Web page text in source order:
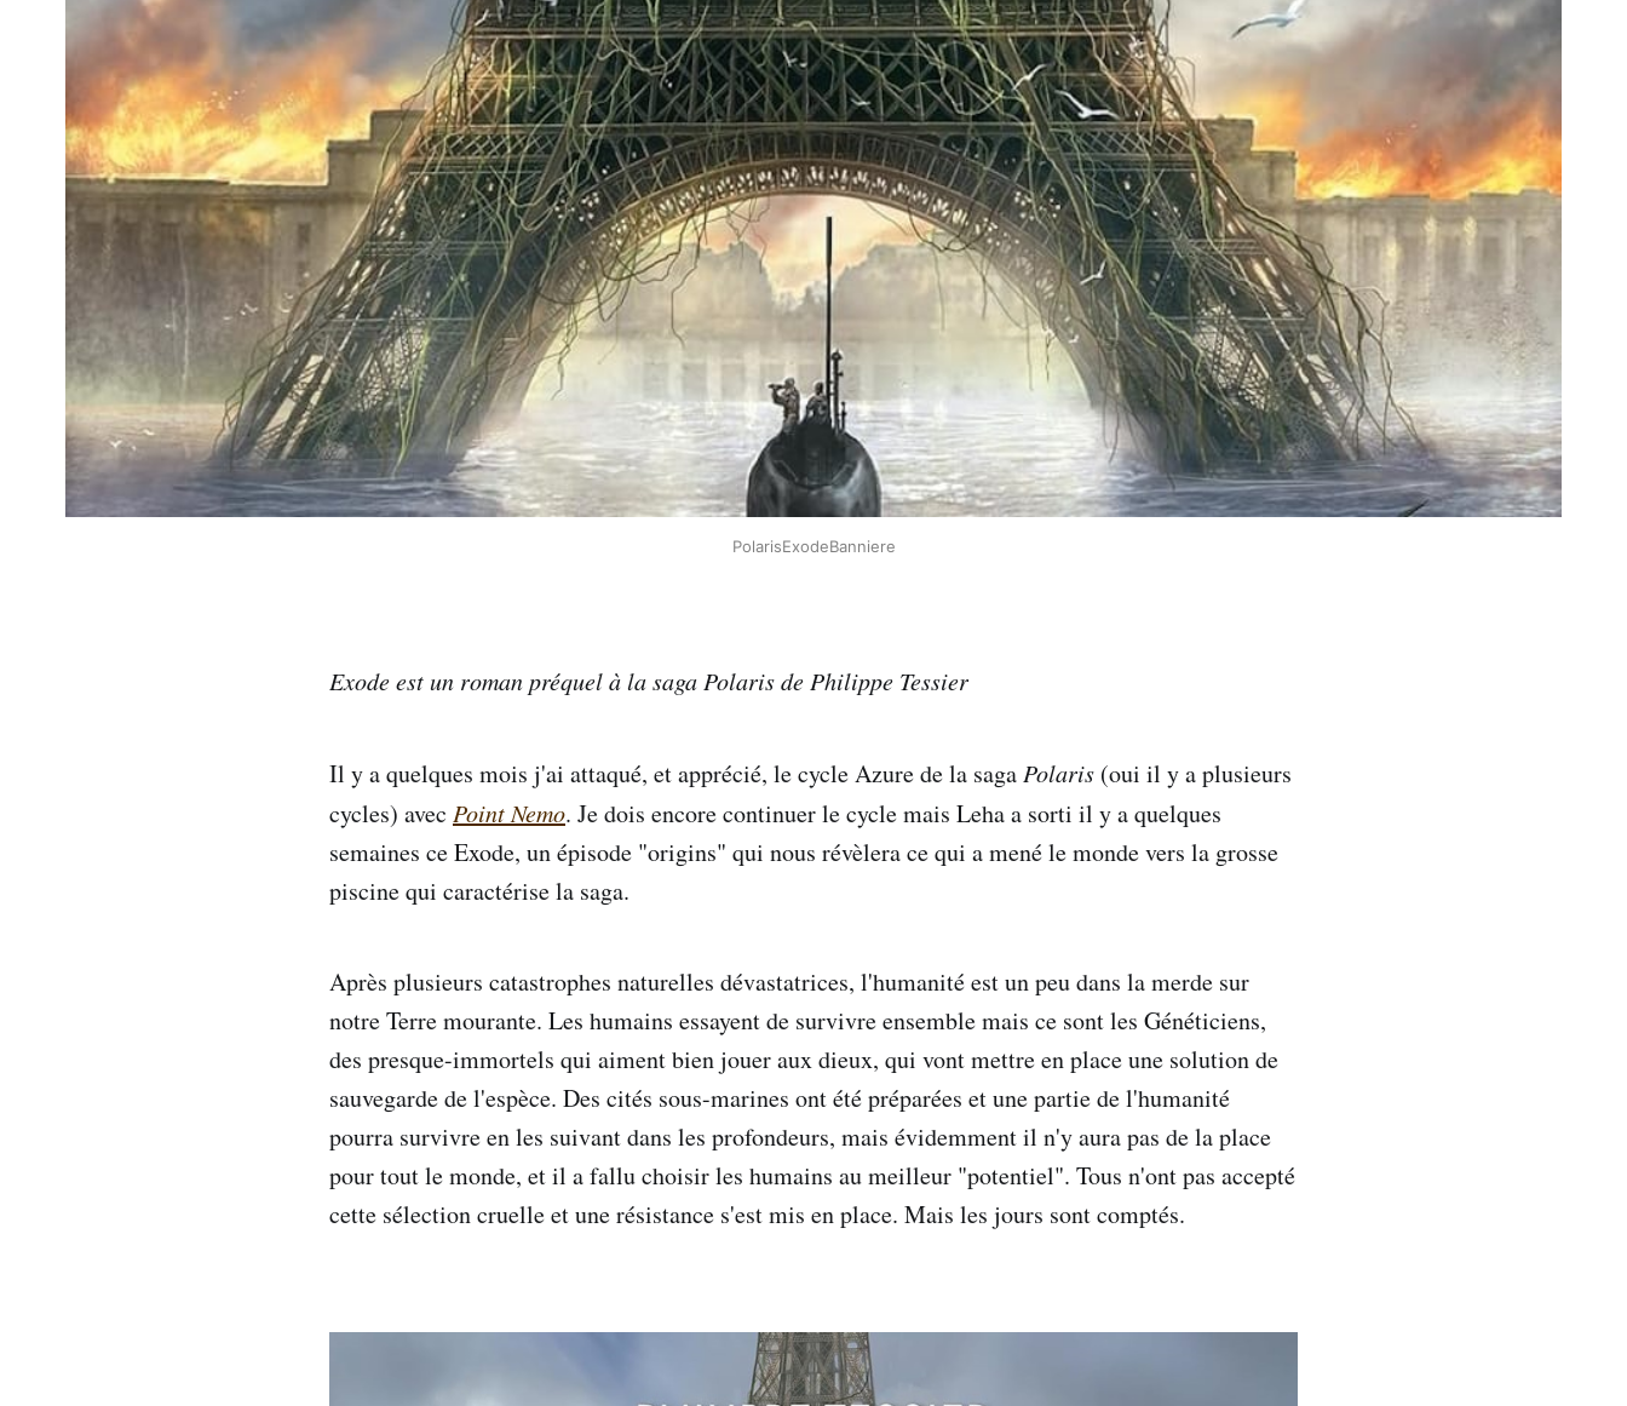
PolarisExodeBanniere
Exode est un roman préquel à la saga Polaris de Philippe Tessier
Il y a quelques mois j'ai attaqué, et apprécié, le cycle Azure de la sagaPolaris (oui il y a plusieurs
cycles) avec Point Nemo. Je dois encore continuer le cycle mais Leha a sorti il y a quelques
semaines ce Exode, un épisode "origins" qui nous révèlera ce qui a mené le monde vers la grosse
piscine qui caractérise la saga.
Après plusieurs catastrophes naturelles dévastatrices, l'humanité est un peu dans la merde sur
notre Terre mourante. Les humains essayent de survivre ensemble mais ce sont les Généticiens,
des presque-immortels qui aiment bien jouer aux dieux, qui vont mettre en place une solution de
sauvegarde de l'espèce. Des cités sous-marines ont été préparées et une partie de l'humanité
pourra survivre en les suivant dans les profondeurs, mais évidemment il n'y aura pas de la place
pour tout le monde, et il a fallu choisir les humains au meilleur "potentiel". Tous n'ont pas accepté
cette sélection cruelle et une résistance s'est mis en place. Mais les jours sont comptés.